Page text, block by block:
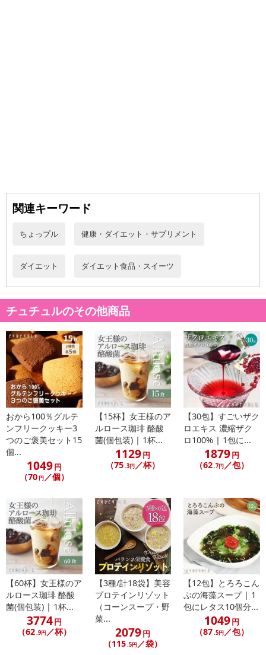
関連キーワード
ちょっプル 健康・ダイエット・サプリメント
ダイエット ダイエット食品・スイーツ
チュチュルのその他商品
おから100％グルテ
ンフリークッキー3
つのご褒美セット15
個...
1049円
（70 円／個）
【15杯】女王様のア
ルロース珈琲 酪酸
菌(個包装) | 1杯...
1129円
（75.3円／杯）
【30包】すごいザク
ロエキス 濃縮ザク
ロ100% | 1包に...
1879円
（62.7円／包）
【60杯】女王様のア
ルロース珈琲 酪酸
菌(個包装) | 1杯...
3774円
（62.9円／杯）
【3種/計18袋】美容
プロテインリゾット
（コーンスープ・野
菜...
2079円
（115.5円 ／袋）
【12包】とろろこん
ぶの海藻スープ | 1
包にレタス10個分...
1049円
（87.5円 ／包）